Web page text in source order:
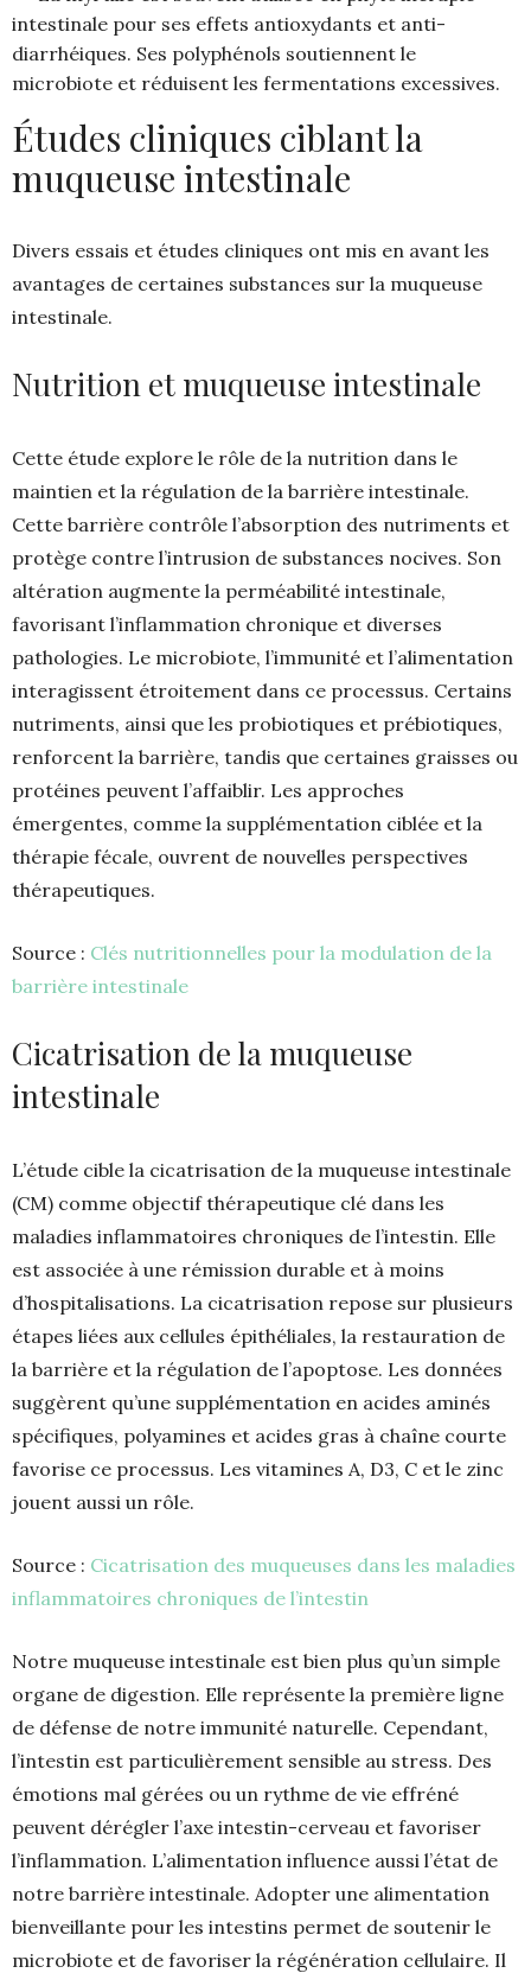
intestinale pour ses effets antioxydants et anti-
diarrhéiques. Ses polyphénols soutiennent le
microbiote et réduisent les fermentations excessives.
Études cliniques ciblant la
muqueuse intestinale
Divers essais et études cliniques ont mis en avant les
avantages de certaines substances sur la muqueuse
intestinale.
Nutrition et muqueuse intestinale
Cette étude explore le rôle de la nutrition dans le
maintien et la régulation de la barrière intestinale.
Cette barrière contrôle l’absorption des nutriments et
protège contre l’intrusion de substances nocives. Son
altération augmente la perméabilité intestinale,
favorisant l’inflammation chronique et diverses
pathologies. Le microbiote, l’immunité et l’alimentation
interagissent étroitement dans ce processus. Certains
nutriments, ainsi que les probiotiques et prébiotiques,
renforcent la barrière, tandis que certaines graisses ou
protéines peuvent l’affaiblir. Les approches
émergentes, comme la supplémentation ciblée et la
thérapie fécale, ouvrent de nouvelles perspectives
thérapeutiques.
Source : Clés nutritionnelles pour la modulation de la
barrière intestinale
Cicatrisation de la muqueuse
intestinale
L’étude cible la cicatrisation de la muqueuse intestinale
(CM) comme objectif thérapeutique clé dans les
maladies inflammatoires chroniques de l’intestin. Elle
est associée à une rémission durable et à moins
d’hospitalisations. La cicatrisation repose sur plusieurs
étapes liées aux cellules épithéliales, la restauration de
la barrière et la régulation de l’apoptose. Les données
suggèrent qu’une supplémentation en acides aminés
spécifiques, polyamines et acides gras à chaîne courte
favorise ce processus. Les vitamines A, D3, C et le zinc
jouent aussi un rôle.
Source : Cicatrisation des muqueuses dans les maladies
inflammatoires chroniques de l’intestin
Notre muqueuse intestinale est bien plus qu’un simple
organe de digestion. Elle représente la première ligne
de défense de notre immunité naturelle. Cependant,
l’intestin est particulièrement sensible au stress. Des
émotions mal gérées ou un rythme de vie effréné
peuvent dérégler l’axe intestin-cerveau et favoriser
l’inflammation. L’alimentation influence aussi l’état de
notre barrière intestinale. Adopter une alimentation
bienveillante pour les intestins permet de soutenir le
microbiote et de favoriser la régénération cellulaire. Il